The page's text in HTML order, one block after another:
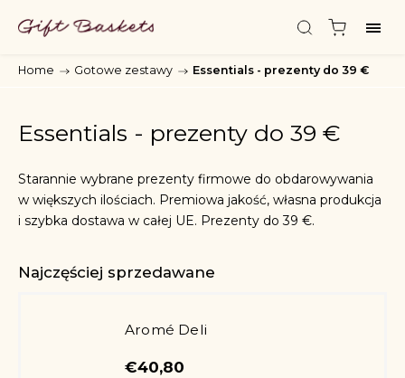
Home / Gotowe zestawy / Essentials - prezenty do 39 €
Essentials - prezenty do 39 €
Starannie wybrane prezenty firmowe do obdarowywania
w większych ilościach. Premiowa jakość, własna produkcja
i szybka dostawa w całej UE. Prezenty do 39 €.
Najczęściej sprzedawane
Aromé Deli
€40,80